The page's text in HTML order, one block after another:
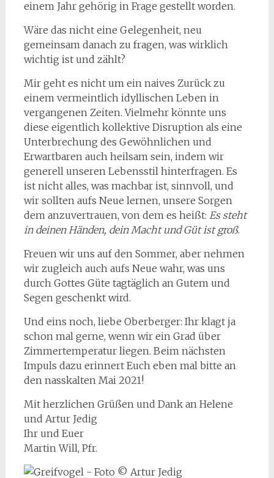
einem Jahr gehörig in Frage gestellt worden.
Wäre das nicht eine Gelegenheit, neu
gemeinsam danach zu fragen, was wirklich
wichtig ist und zählt?
Mir geht es nicht um ein naives Zurück zu
einem vermeintlich idyllischen Leben in
vergangenen Zeiten. Vielmehr könnte uns
diese eigentlich kollektive Disruption als eine
Unterbrechung des Gewöhnlichen und
Erwartbaren auch heilsam sein, indem wir
generell unseren Lebensstil hinterfragen. Es
ist nicht alles, was machbar ist, sinnvoll, und
wir sollten aufs Neue lernen, unsere Sorgen
dem anzuvertrauen, von dem es heißt: Es steht
in deinen Händen, dein Macht und Güt ist groß.
Freuen wir uns auf den Sommer, aber nehmen
wir zugleich auch aufs Neue wahr, was uns
durch Gottes Güte tagtäglich an Gutem und
Segen geschenkt wird.
Und eins noch, liebe Oberberger: Ihr klagt ja
schon mal gerne, wenn wir ein Grad über
Zimmertemperatur liegen. Beim nächsten
Impuls dazu erinnert Euch eben mal bitte an
den nasskalten Mai 2021!
Mit herzlichen Grüßen und Dank an Helene
und Artur Jedig
Ihr und Euer
Martin Will, Pfr.